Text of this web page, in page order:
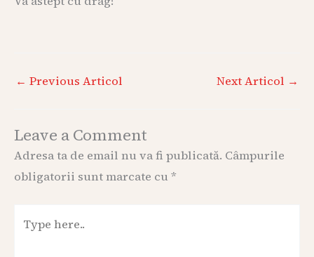
← Previous Articol Next Articol →
Leave a Comment
Adresa ta de email nu va fi publicată. Câmpurile
obligatorii sunt marcate cu *
here..